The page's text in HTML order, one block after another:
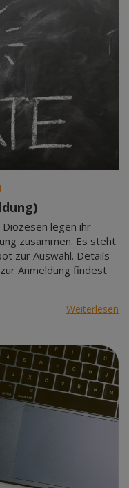
legen ihr
zusammen. Es steht
zur Auswahl. Details
Anmeldung findest
Weiterlesen